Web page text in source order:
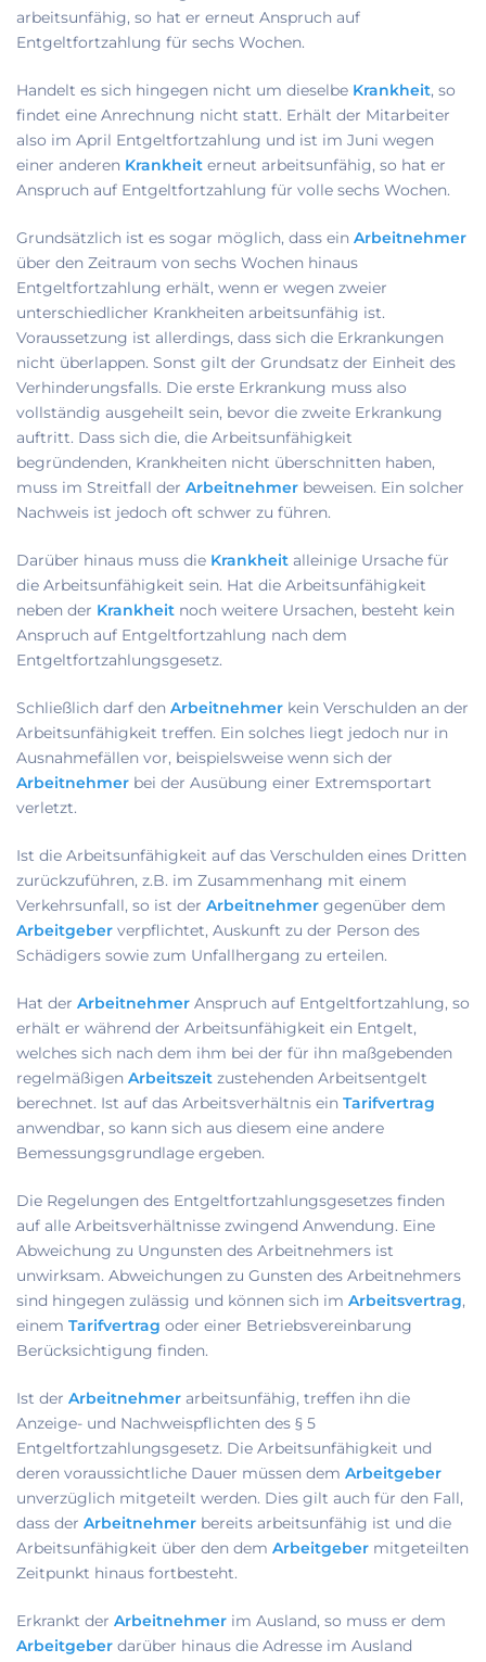
arbeitsunfähig, so hat er erneut Anspruch auf
Entgeltfortzahlung für sechs Wochen.
Handelt es sich hingegen nicht um dieselbe Krankheit, so
findet eine Anrechnung nicht statt. Erhält der Mitarbeiter
also im April Entgeltfortzahlung und ist im Juni wegen
einer anderen Krankheit erneut arbeitsunfähig, so hat er
Anspruch auf Entgeltfortzahlung für volle sechs Wochen.
Grundsätzlich ist es sogar möglich, dass ein Arbeitnehmer
über den Zeitraum von sechs Wochen hinaus
Entgeltfortzahlung erhält, wenn er wegen zweier
unterschiedlicher Krankheiten arbeitsunfähig ist.
Voraussetzung ist allerdings, dass sich die Erkrankungen
nicht überlappen. Sonst gilt der Grundsatz der Einheit des
Verhinderungsfalls. Die erste Erkrankung muss also
vollständig ausgeheilt sein, bevor die zweite Erkrankung
auftritt. Dass sich die, die Arbeitsunfähigkeit
begründenden, Krankheiten nicht überschnitten haben,
muss im Streitfall der Arbeitnehmer beweisen. Ein solcher
Nachweis ist jedoch oft schwer zu führen.
Darüber hinaus muss die Krankheit alleinige Ursache für
die Arbeitsunfähigkeit sein. Hat die Arbeitsunfähigkeit
neben der Krankheit noch weitere Ursachen, besteht kein
Anspruch auf Entgeltfortzahlung nach dem
Entgeltfortzahlungsgesetz.
Schließlich darf den Arbeitnehmer kein Verschulden an der
Arbeitsunfähigkeit treffen. Ein solches liegt jedoch nur in
Ausnahmefällen vor, beispielsweise wenn sich der
Arbeitnehmer bei der Ausübung einer Extremsportart
verletzt.
Ist die Arbeitsunfähigkeit auf das Verschulden eines Dritten
zurückzuführen, z.B. im Zusammenhang mit einem
Verkehrsunfall, so ist der Arbeitnehmer gegenüber dem
Arbeitgeber verpflichtet, Auskunft zu der Person des
Schädigers sowie zum Unfallhergang zu erteilen.
Hat der Arbeitnehmer Anspruch auf Entgeltfortzahlung, so
erhält er während der Arbeitsunfähigkeit ein Entgelt,
welches sich nach dem ihm bei der für ihn maßgebenden
regelmäßigen Arbeitszeit zustehenden Arbeitsentgelt
berechnet. Ist auf das Arbeitsverhältnis ein Tarifvertrag
anwendbar, so kann sich aus diesem eine andere
Bemessungsgrundlage ergeben.
Die Regelungen des Entgeltfortzahlungsgesetzes finden
auf alle Arbeitsverhältnisse zwingend Anwendung. Eine
Abweichung zu Ungunsten des Arbeitnehmers ist
unwirksam. Abweichungen zu Gunsten des Arbeitnehmers
sind hingegen zulässig und können sich im Arbeitsvertrag,
einem Tarifvertrag oder einer Betriebsvereinbarung
Berücksichtigung finden.
Ist der Arbeitnehmer arbeitsunfähig, treffen ihn die
Anzeige- und Nachweispflichten des § 5
Entgeltfortzahlungsgesetz. Die Arbeitsunfähigkeit und
deren voraussichtliche Dauer müssen dem Arbeitgeber
unverzüglich mitgeteilt werden. Dies gilt auch für den Fall,
dass der Arbeitnehmer bereits arbeitsunfähig ist und die
Arbeitsunfähigkeit über den dem Arbeitgeber mitgeteilten
Zeitpunkt hinaus fortbesteht.
Erkrankt der Arbeitnehmer im Ausland, so muss er dem
Arbeitgeber darüber hinaus die Adresse im Ausland